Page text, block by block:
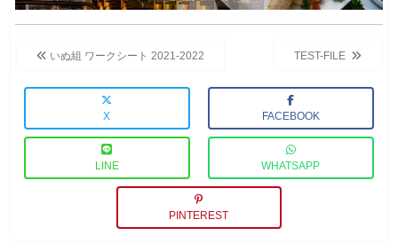
ゲ
シ
いぬ組 ワークシート 2021-2022 TEST-FILE
X FACEBOOK
LINE WHATSAPP
PINTEREST